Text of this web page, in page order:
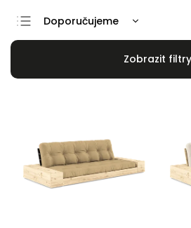
Doporučujeme
Nejlevnější